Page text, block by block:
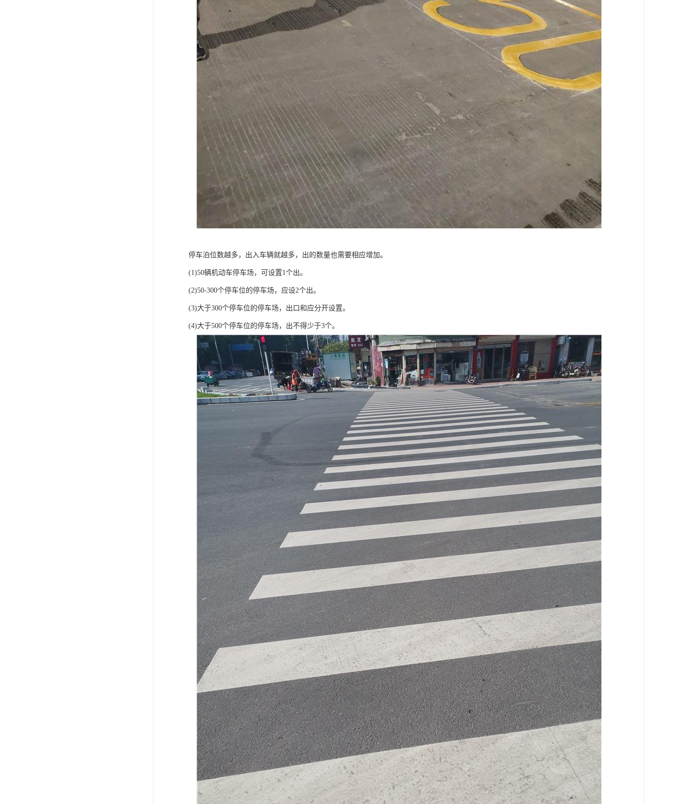
停车泊位数越多，出入车辆就越多，出的数量也需要相应增加。
(1)50辆机动车停车场，可设置1个出。
(2)50-300个停车位的停车场，应设2个出。
(3)大于300个停车位的停车场，出口和应分开设置。
(4)大于500个停车位的停车场，出不得少于3个。